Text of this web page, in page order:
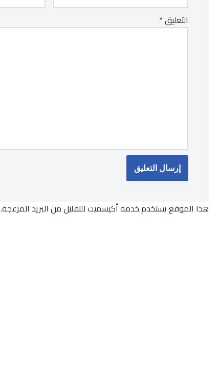
التعليق*
هذا الموقع يستخدم خدمة أكيسميت للتقليل من البريد المزعجة.